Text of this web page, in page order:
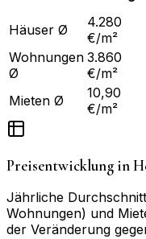
Häuser Ø
4.280
€/m²
Wohnungen
Ø
3.860
€/m²
Mieten Ø
10,90
€/m²
Preisentwicklung in
Jährliche
Wohnungen) und
der Veränderung